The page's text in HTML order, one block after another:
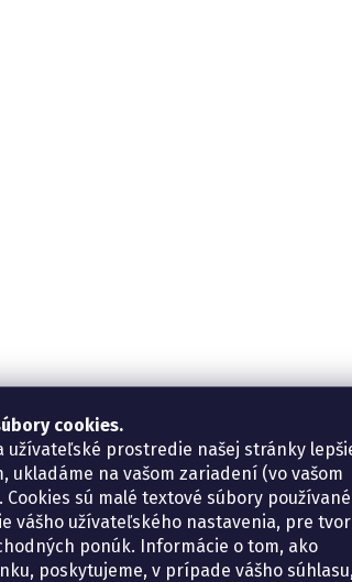
cookies.
užívateľské prostredie našej stránky
ukladáme na vašom zariadení (vo vašom
sú malé textové súbory používané
vášho užívateľského nastavenia, pre
ponúk. Informácie o tom, ako
poskytujeme, v prípade vášho